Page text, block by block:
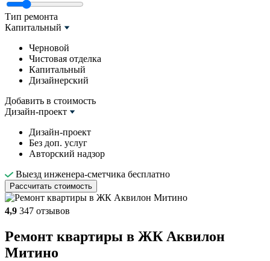
Тип ремонта
Капитальный
Черновой
Чистовая отделка
Капитальный
Дизайнерский
Добавить в стоимость
Дизайн-проект
Дизайн-проект
Без доп. услуг
Авторский надзор
Выезд инженера-сметчика бесплатно
Рассчитать стоимость
4,9 347 отзывов
Ремонт квартиры в ЖК Аквилон
Митино